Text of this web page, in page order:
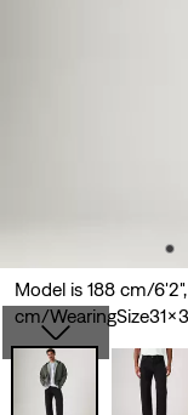
Model is 188 cm/
cm/